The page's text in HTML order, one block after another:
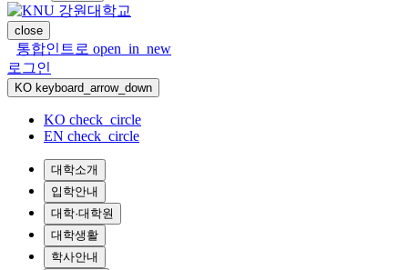
close
통합인트로 open_in_new
로그인
KO keyboard_arrow_down
KO check_circle
EN check_circle
대학소개
입학안내
대학·대학원
대학생활
학사안내